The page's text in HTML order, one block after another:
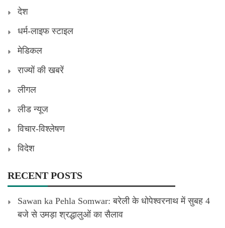
देश
धर्म-लाइफ स्टाइल
मेडिकल
राज्यों की खबरें
लीगल
लीड न्यूज
विचार-विश्लेषण
विदेश
RECENT POSTS
Sawan ka Pehla Somwar: बरेली के धोपेश्वरनाथ में सुबह 4
बजे से उमड़ा श्रद्धालुओं का सैलाव